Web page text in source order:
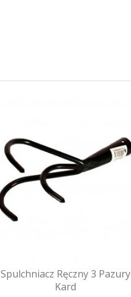
Spulchniacz Ręczny 3 Pazury
Kard